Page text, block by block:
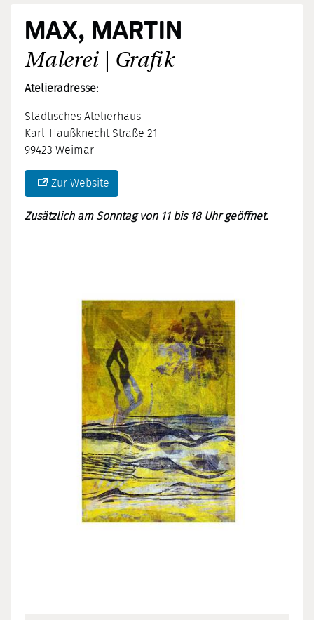
MAX, MARTIN
Malerei | Grafik
Atelieradresse:
Städtisches Atelierhaus
Karl-Haußknecht-Straße 21
99423 Weimar
Zur Website
Zusätzlich am Sonntag von 11 bis 18 Uhr geöffnet.